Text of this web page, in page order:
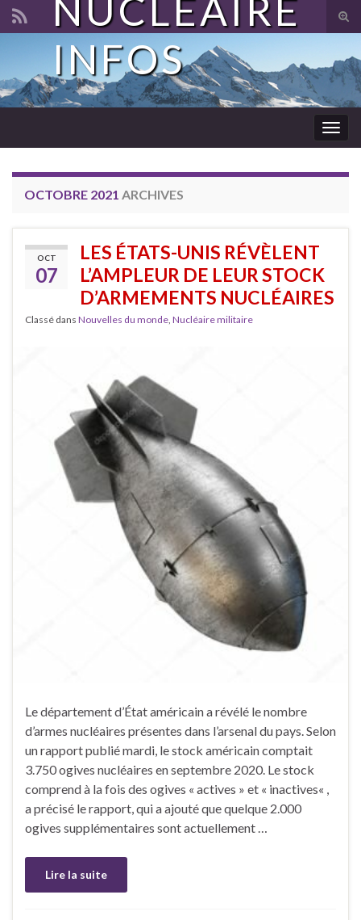
Search for:
NUCLÉAIRE
INFOS
OCTOBRE 2021 ARCHIVES
OCT
07
LES ÉTATS-UNIS RÉVÈLENT
L’AMPLEUR DE LEUR STOCK
D’ARMEMENTS NUCLÉAIRES
Classé dans Nouvelles du monde, Nucléaire militaire
Le département d’État américain a révélé le nombre
d’armes nucléaires présentes dans l’arsenal du pays. Selon
un rapport publié mardi, le stock américain comptait
3.750 ogives nucléaires en septembre 2020. Le stock
comprend à la fois des ogives « actives » et « inactives« ,
a précisé le rapport, qui a ajouté que quelque 2.000
ogives supplémentaires sont actuellement …
Lire la suite